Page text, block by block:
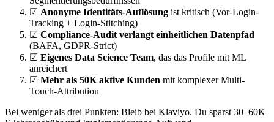
☑ Anonyme Identitäts-Auflösung ist kritisch (Vor-Login-
Tracking + Login-Stitching)
☑ Compliance-Audit verlangt einheitlichen Datenpfad
(BAFA, GDPR-Strict)
☑ Eigenes Data Science Team, das das Profile mit ML
anreichert
☑ Mehr als 50K aktive Kunden mit komplexer Multi-
Touch-Attribution
Bei weniger als drei Punkten: Bleib bei Klaviyo. Du sparst 30–60K